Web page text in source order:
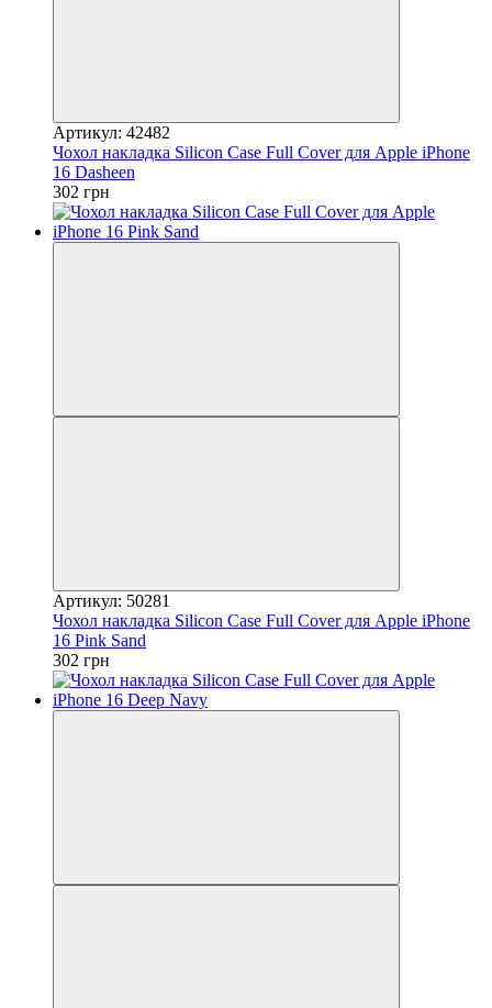
Артикул: 42482
Чохол накладка Silicon Case Full Cover для Apple iPhone
16 Dasheen
302 грн
Артикул: 50281
Чохол накладка Silicon Case Full Cover для Apple iPhone
16 Pink Sand
302 грн